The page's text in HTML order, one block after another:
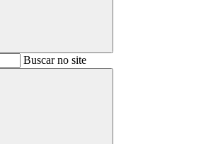
BuscarBuscar no site